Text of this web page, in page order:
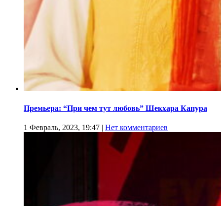
Премьера: “При чем тут любовь” Шекхара Капура
1 Февраль, 2023, 19:47 | Нет комментариев